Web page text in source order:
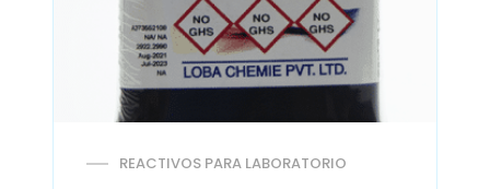
REACTIVOS PARA LABORATORIO